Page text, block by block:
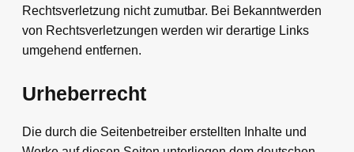
Rechtsverletzung nicht zumutbar. Bei Bekanntwerden
von Rechtsverletzungen werden wir derartige Links
umgehend entfernen.
Urheberrecht
Die durch die Seitenbetreiber erstellten Inhalte und